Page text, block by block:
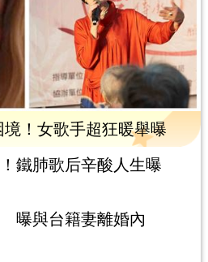
！女歌手超狂暖舉曝
鐵肺歌后辛酸人生曝
曝與台籍妻離婚內